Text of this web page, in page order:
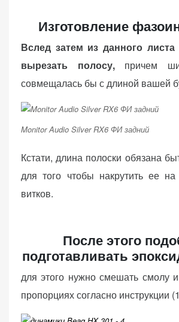
Изготовление
Вслед затем из данного
вырезать полосу,причем
совмещалась бы с длиной вашей
Monitor Audio Silver RX6 ФИ задний
Кстати, длина полоски обязана
для того чтобы накрутить ее
витков.
После этого
подготавливать
для этого нужно смешать смолу
пропорциях согласно инструкции